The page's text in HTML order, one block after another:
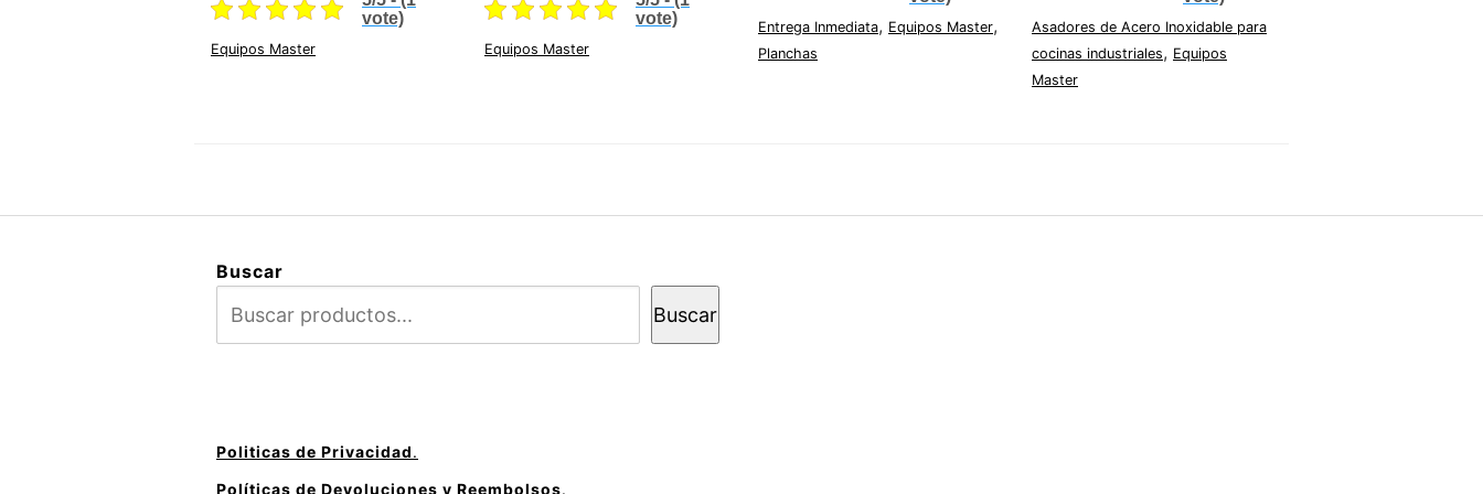
$45,627.37.$37,049.43.
vote)
Equipos Master
$77,301.77.$58,285.53.
vote)
Equipos Master
Entrega Inmediata, Equipos Master,
Planchas
Asadores de Acero Inoxidable para
cocinas industriales, Equipos
Master
Buscar
Buscar
Politicas de Privacidad.
Políticas de Devoluciones y Reembolsos.